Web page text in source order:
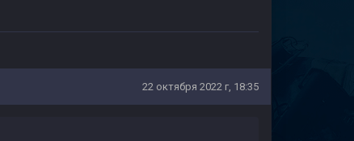
22 октября 2022 г, 18:35